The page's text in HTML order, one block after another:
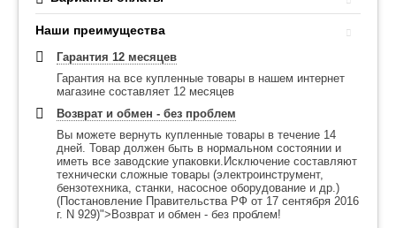
Наши преимущества
Гарантия 12 месяцев
Гарантия на все купленные товары в нашем интернет
магазине составляет 12 месяцев
Возврат и обмен - без проблем
Вы можете вернуть купленные товары в течение 14
дней. Товар должен быть в нормальном состоянии и
иметь все заводские упаковки.Исключение составляют
технически сложные товары (электроинструмент,
бензотехника, станки, насосное оборудование и др.)
(Постановление Правительства РФ от 17 сентября 2016
г. N 929)">Возврат и обмен - без проблем!